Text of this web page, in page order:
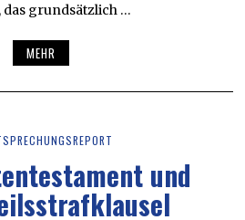
grundsätzlich …
MEHR
und